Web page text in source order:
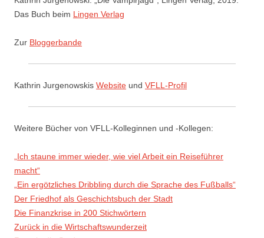
Das Buch beim Lingen Verlag
Zur Bloggerbande
Kathrin Jurgenowskis Website und VFLL-Profil
Weitere Bücher von VFLL-Kolleginnen und -Kollegen:
„Ich staune immer wieder, wie viel Arbeit ein Reiseführer
macht“
„Ein ergötzliches Dribbling durch die Sprache des Fußballs“
Der Friedhof als Geschichtsbuch der Stadt
Die Finanzkrise in 200 Stichwörtern
Zurück in die Wirtschaftswunderzeit